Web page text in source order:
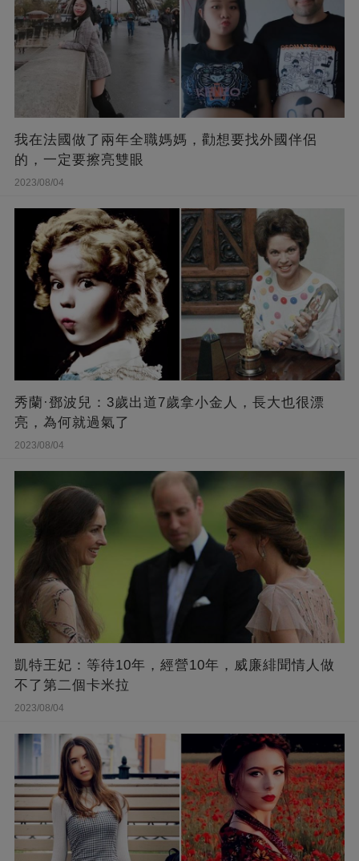
我在法國做了兩年全職媽媽，勸想要找外國伴侶
的，一定要擦亮雙眼
2023/08/04
秀蘭·鄧波兒：3歲出道7歲拿小金人，長大也很漂
亮，為何就過氣了
2023/08/04
凱特王妃：等待10年，經營10年，威廉緋聞情人做
不了第二個卡米拉
2023/08/04